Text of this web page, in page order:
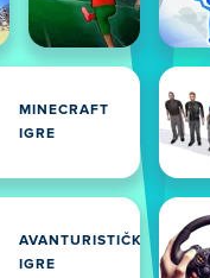
MINECRAFT
IGRE
AVANTURISTIČKE
IGRE